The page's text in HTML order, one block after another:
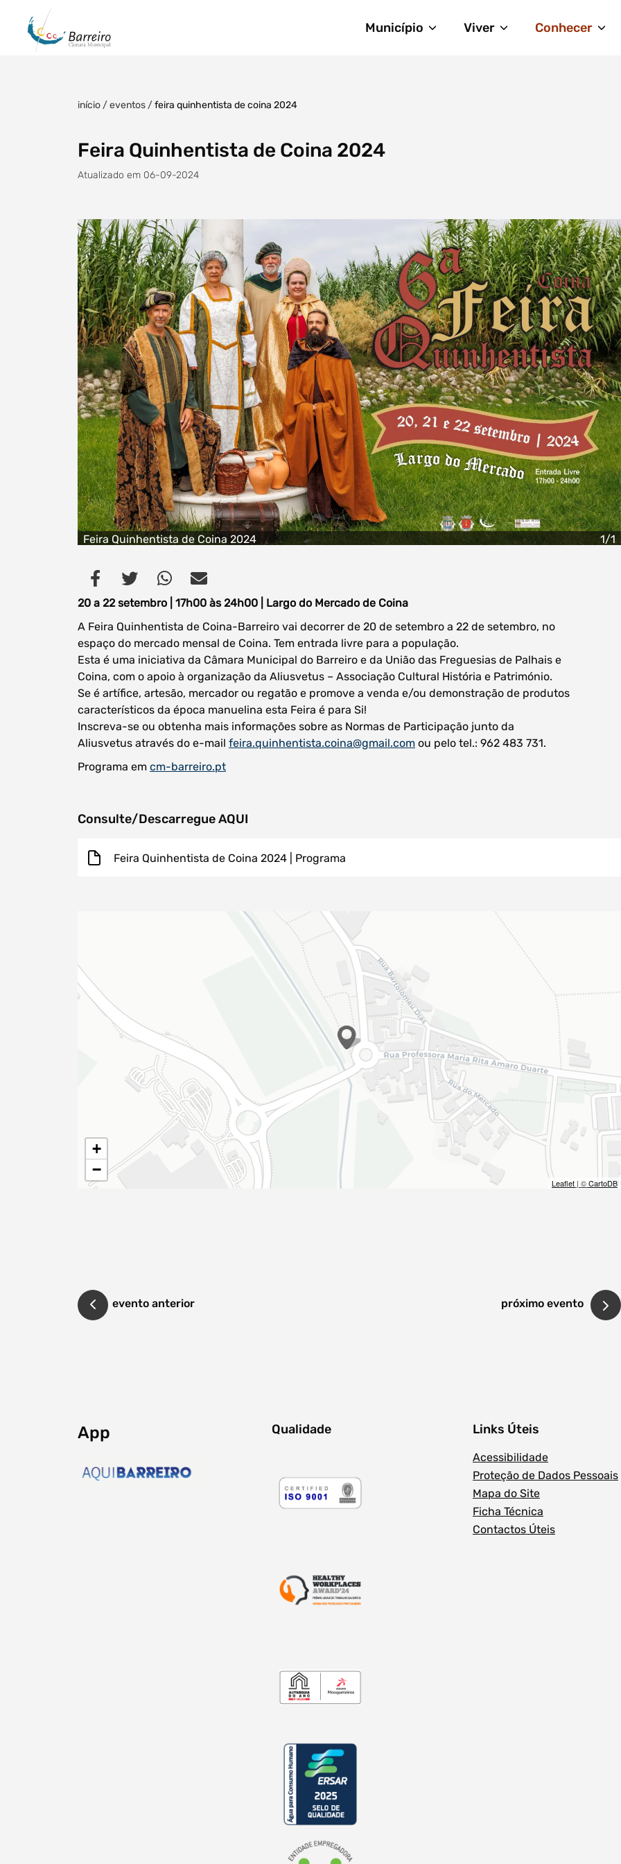
Município Viver Conhecer
Filtro dos anos Filtros dos meses
início /eventos /feira quinhentista de coina 2024
Feira Quinhentista de Coina 2024
Atualizado em 06-09-2024
Feira Quinhentista de Coina 2024 1/1
20 a 22 setembro | 17h00 às 24h00 | Largo do Mercado de Coina
A Feira Quinhentista de Coina-Barreiro vai decorrer de 20 de setembro a 22 de setembro, no
espaço do mercado mensal de Coina. Tem entrada livre para a população.
Esta é uma iniciativa da Câmara Municipal do Barreiro e da União das Freguesias de Palhais e
Coina, com o apoio à organização da Aliusvetus – Associação Cultural História e Património.
Se é artífice, artesão, mercador ou regatão e promove a venda e/ou demonstração de produtos
característicos da época manuelina esta Feira é para Si!
Inscreva-se ou obtenha mais informações sobre as Normas de Participação junto da
Aliusvetus através do e-mail feira.quinhentista.coina@gmail.com ou pelo tel.: 962 483 731.
Programa em cm-barreiro.pt
Consulte/Descarregue AQUI
Feira Quinhentista de Coina 2024 | Programa
+
−
Leaflet | ©CartoDB
evento anterior próximo evento
App Qualidade Links Úteis
Acessibilidade
Proteção de Dados Pessoais
Mapa do Site
Ficha Técnica
Contactos Úteis